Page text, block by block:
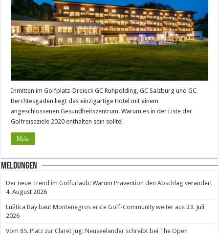
Inmitten im Golfplatz-Dreieck GC Ruhpolding, GC Salzburg und GC
Berchtesgaden liegt das einzigartige Hotel mit einem
angeschlossenen Gesundheitszentrum. Warum es in der Liste der
Golfreiseziele 2020 enthalten sein sollte!
Mehr
Meldungen
Der neue Trend im Golfurlaub: Warum Prävention den Abschlag verändert
4. August 2026
Luštica Bay baut Montenegros erste Golf-Community weiter aus 23. Juli
2026
Vom 85. Platz zur Claret Jug: Neuseeländer schreibt bei The Open